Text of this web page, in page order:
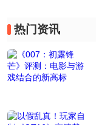
热门资讯